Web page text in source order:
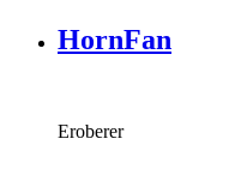
HornFan
Eroberer